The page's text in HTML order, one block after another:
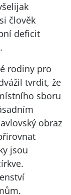
člověk
deficit
rodiny pro
tvrdit, že
sboru
obraz
jsou